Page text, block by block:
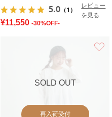
5.0 （1）
レビュー
を見る
¥11,550 -30%OFF-
SOLD OUT
再入荷受付